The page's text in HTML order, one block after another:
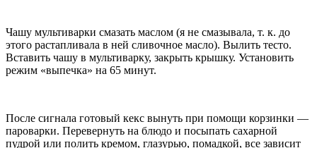
Чашу мультиварки смазать маслом (я не смазывала, т. к. до
этого растапливала в ней сливочное масло). Вылить тесто.
Вставить чашу в мультиварку, закрыть крышку. Установить
режим «выпечка» на 65 минут.
После сигнала готовый кекс вынуть при помощи корзинки —
пароварки. Перевернуть на блюдо и посыпать сахарной
пудрой или полить кремом, глазурью, помадкой, все зависит